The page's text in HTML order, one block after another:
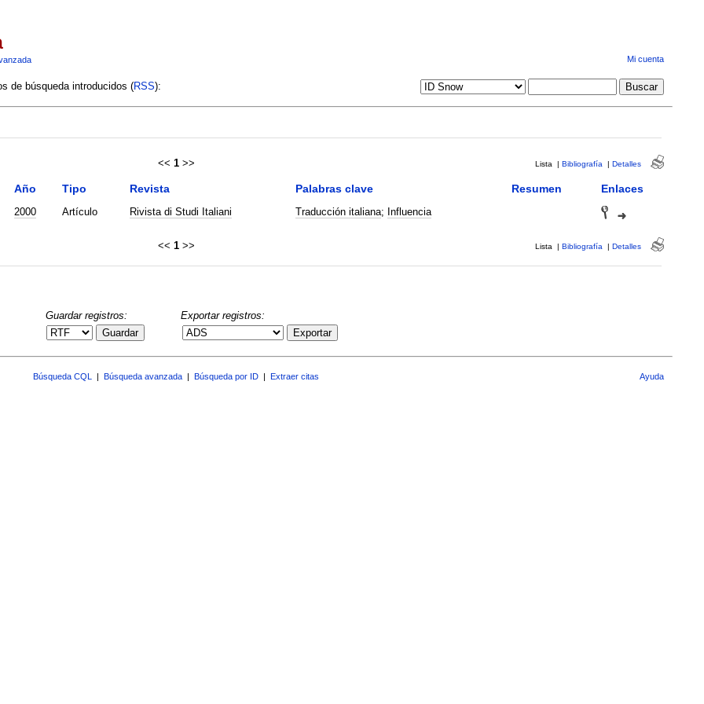
Mi cuenta
de búsqueda introducidos (RSS):
<< 1 >> Lista | Bibliografía | Detalles
Año Tipo Revista Palabras clave Resumen Enlaces
2000 Artículo Rivista di Studi Italiani Traducción italiana; Influencia
<< 1 >> Lista | Bibliografía | Detalles
Guardar registros:
Guardar
Exportar registros:
Exportar
Búsqueda CQL Búsqueda avanzada Búsqueda por ID Extraer citas Ayuda